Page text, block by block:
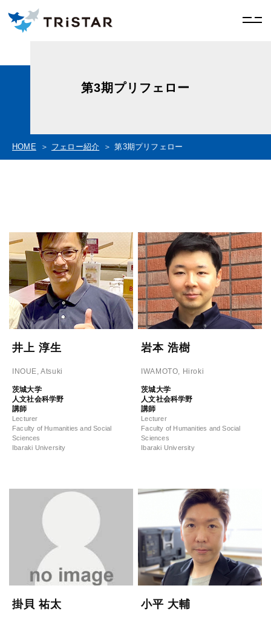
第3期プリフェロー
HOME フェロー紹介 第3期プリフェロー
井上 淳生
INOUE, Atsuki
茨城大学
人文社会科学野
講師
Lecturer
Faculty of Humanities and Social
Sciences
Ibaraki University
岩本 浩樹
IWAMOTO, Hiroki
茨城大学
人文社会科学野
講師
Lecturer
Faculty of Humanities and Social
Sciences
Ibaraki University
掛貝 祐太 小平 大輔